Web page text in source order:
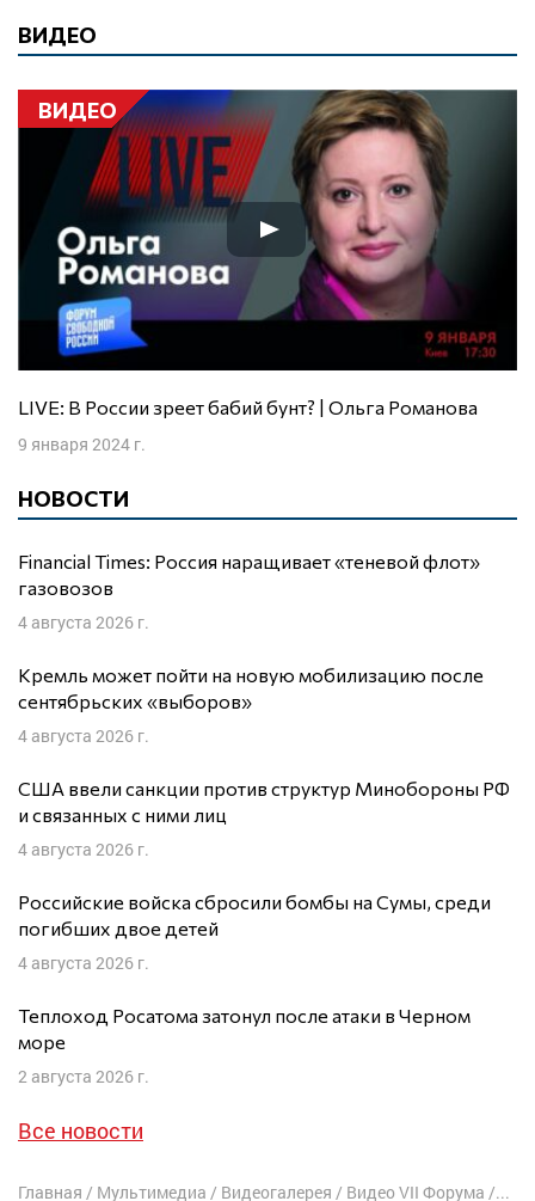
ВИДЕО
ВИДЕО
LIVE: В России зреет бабий бунт? | Ольга Романова
9 января 2024 г.
НОВОСТИ
Financial Times: Россия наращивает «теневой флот»
газовозов
4 августа 2026 г.
Кремль может пойти на новую мобилизацию после
сентябрьских «выборов»
4 августа 2026 г.
США ввели санкции против структур Минобороны РФ
и связанных с ними лиц
4 августа 2026 г.
Российские войска сбросили бомбы на Сумы, среди
погибших двое детей
4 августа 2026 г.
Теплоход Росатома затонул после атаки в Черном
море
2 августа 2026 г.
Все новости
Главная / Мультимедиа / Видеогалерея / Видео VII Форума /